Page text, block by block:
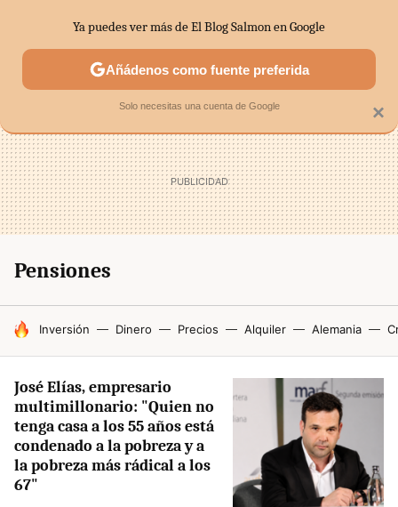
SECTORES ECONOMÍA DOMÉSTICA MERCADOS
Pensiones
HOY SE HABLA DE
Inversión Dinero Precios Alquiler Alemania
José Elías, empresario
multimillonario: "Quien no
tenga casa a los 55 años está
condenado a la pobreza y a
la pobreza más rádical a los
67"
×
Ya puedes ver más de El Blog Salmon en Google
Añádenos como fuente preferida
Solo necesitas una cuenta de Google